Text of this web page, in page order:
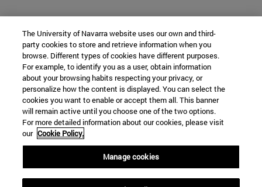
The University of Navarra website uses our own and third-
party cookies to store and retrieve information when you
browse. Different types of cookies have different purposes.
For example, to identify you as a user, obtain information
about your browsing habits respecting your privacy, or
personalize how the content is displayed. You can select the
cookies you want to enable or accept them all. This banner
will remain active until you choose one of the two options.
For more detailed information about our cookies, please visit
our Cookie Policy.
Manage cookies